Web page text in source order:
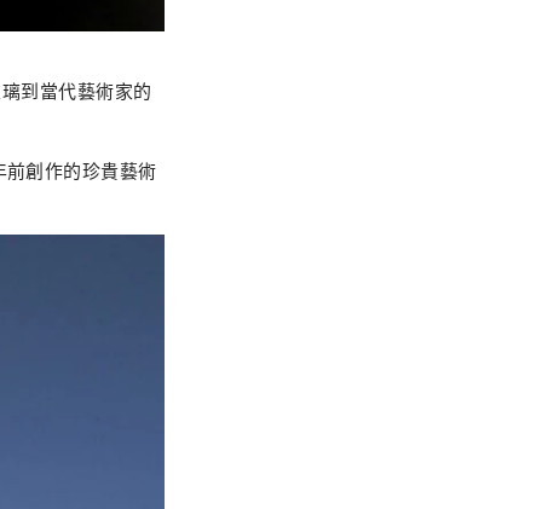
到當代藝術家的
創作的珍貴藝術